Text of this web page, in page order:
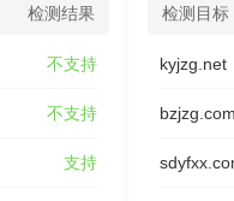
检测结果
不支持
不支持
支持
检测目标
kyjzg.net